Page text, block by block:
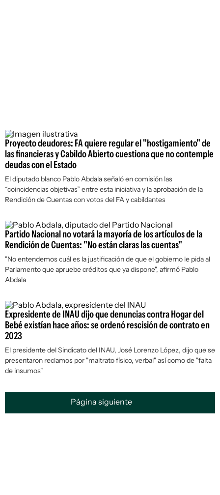
Proyecto deudores: FA quiere regular el "hostigamiento" de
las financieras y Cabildo Abierto cuestiona que no contemple
deudas con el Estado
El diputado blanco Pablo Abdala señaló en comisión las
“coincidencias objetivas” entre esta iniciativa y la aprobación de la
Rendición de Cuentas con votos del FA y cabildantes
Partido Nacional no votará la mayoría de los artículos de la
Rendición de Cuentas: "No están claras las cuentas"
"No entendemos cuál es la justificación de que el gobierno le pida al
Parlamento que apruebe créditos que ya dispone", afirmó Pablo
Abdala
Expresidente de INAU dijo que denuncias contra Hogar del
Bebé existían hace años: se ordenó rescisión de contrato en
2023
El presidente del Sindicato del INAU, José Lorenzo López, dijo que se
presentaron reclamos por "maltrato físico, verbal" así como de "falta
de insumos"
Página siguiente